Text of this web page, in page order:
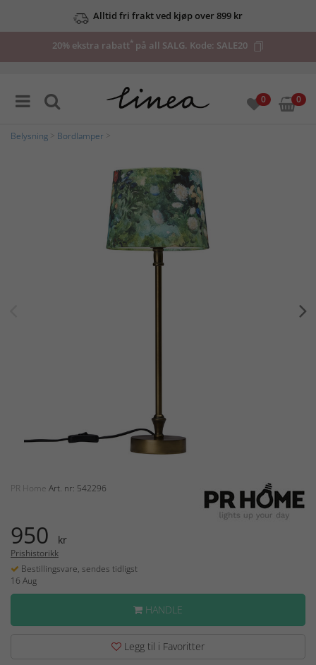
Alltid fri frakt ved kjøp over 899 kr
20% ekstra rabatt* på all SALG. Kode: SALE20
0 0
Belysning Bordlamper
PR Home Art. nr: 542296
950 kr
Prishistorikk
Bestillingsvare, sendes tidligst
16 Aug
HANDLE
Legg til i Favoritter